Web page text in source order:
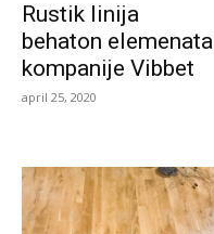
Rustik linija
behaton elemenata
kompanije Vibbet
april 25, 2020